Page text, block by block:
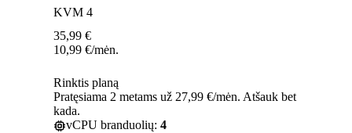
KVM 4
35,99 €
10,99 €/mėn.
Rinktis planą
Pratęsiama 2 metams už 27,99 €/mėn. Atšauk bet
kada.
vCPU branduolių: 4